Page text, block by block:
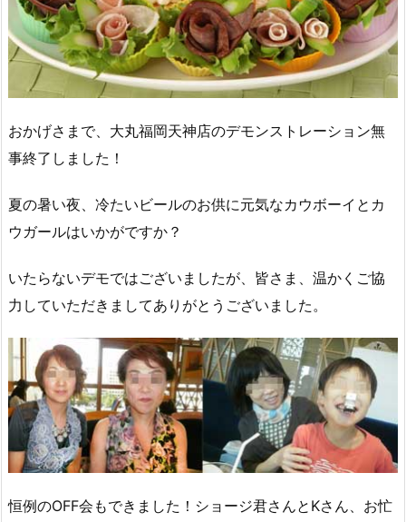
おかげさまで、大丸福岡天神店のデモンストレーション無
事終了しました！
夏の暑い夜、冷たいビールのお供に元気なカウボーイとカ
ウガールはいかがですか？
いたらないデモではございましたが、皆さま、温かくご協
力していただきましてありがとうございました。
恒例のOFF会もできました！ショージ君さんとKさん、お忙